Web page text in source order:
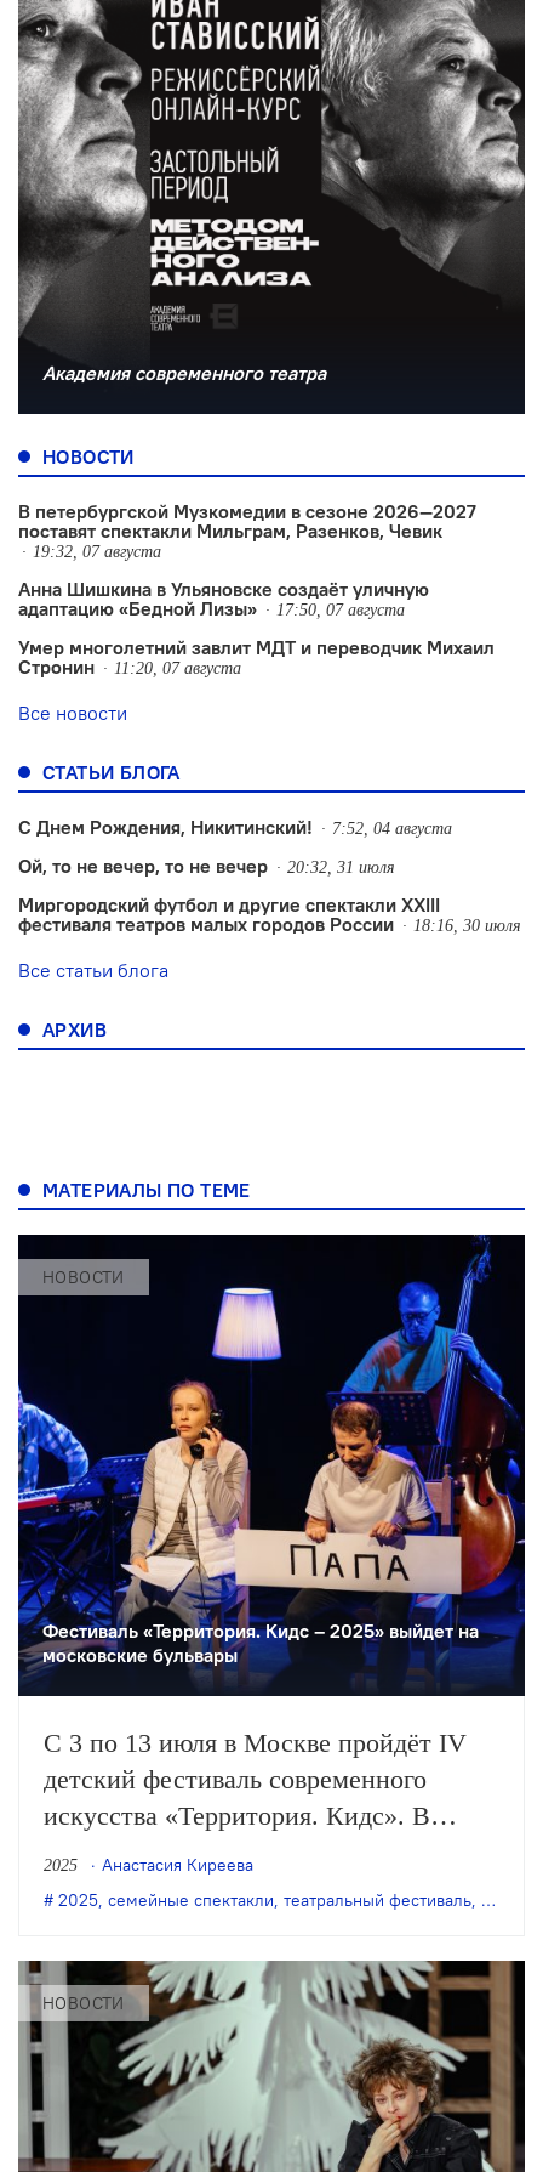
Академия современного театра
НОВОСТИ
В петербургской Музкомедии в сезоне 2026—2027
поставят спектакли Мильграм, Разенков, Чевик
19:32, 07 августа
Анна Шишкина в Ульяновске создаëт уличную
адаптацию «Бедной Лизы»
17:50, 07 августа
Умер многолетний завлит МДТ и переводчик Михаил
Стронин
11:20, 07 августа
Все новости
СТАТЬИ БЛОГА
С Днем Рождения, Никитинский! 7:52, 04 августа
Ой, то не вечер, то не вечер 20:32, 31 июля
Миргородский футбол и другие спектакли XXIII
фестиваля театров малых городов России
18:16, 30 июля
Все статьи блога
АРХИВ
МАТЕРИАЛЫ ПО ТЕМЕ
НОВОСТИ
Фестиваль «Территория. Кидс – 2025» выйдет на
московские бульвары
С 3 по 13 июля в Москве пройдёт IV
детский фестиваль современного
искусства «Территория. Кидс». В
программе – более 50 событий,
включая спектакли, концерты, читки
разговоры с известными артистами.
2025
Анастасия Киреева
2025, семейные спектакли, театральный фестиваль,
НОВОСТИ